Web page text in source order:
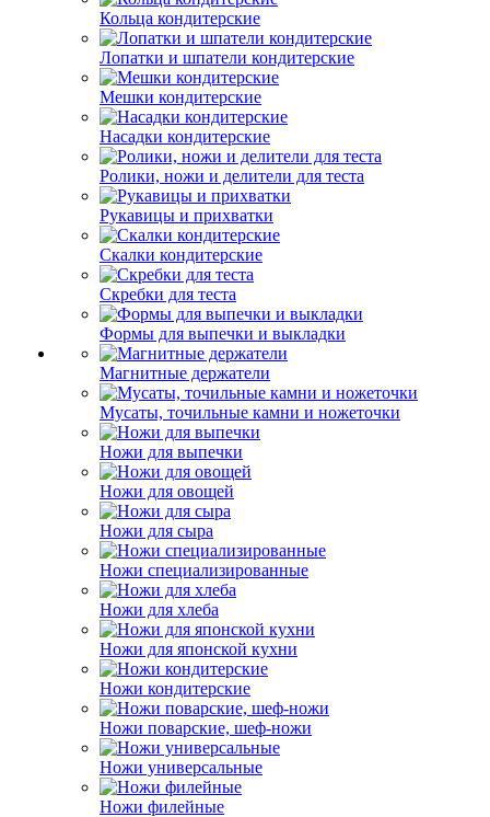
Кольца кондитерские
Лопатки и шпатели кондитерские
Мешки кондитерские
Насадки кондитерские
Ролики, ножи и делители для теста
Рукавицы и прихватки
Скалки кондитерские
Скребки для теста
Формы для выпечки и выкладки
Магнитные держатели
Мусаты, точильные камни и ножеточки
Ножи для выпечки
Ножи для овощей
Ножи для сыра
Ножи специализированные
Ножи для хлеба
Ножи для японской кухни
Ножи кондитерские
Ножи поварские, шеф-ножи
Ножи универсальные
Ножи филейные